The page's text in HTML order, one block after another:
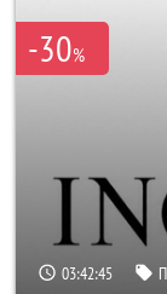
-30%
03:42:42